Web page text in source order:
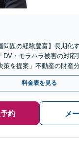
問題の経験豊富】長期化
DV・モラハラ被害の対応
策を提案」不動産の財産
国分寺駅3分】
料金表を見る
約 メ